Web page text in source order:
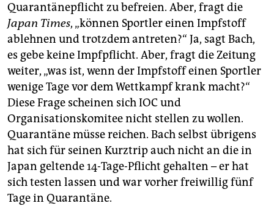
Quarantänepflicht zu befreien. Aber, fragt die
Japan Times, „können Sportler einen Impfstoff
ablehnen und trotzdem antreten?“ Ja, sagt Bach,
es gebe keine Impfpflicht. Aber, fragt die Zeitung
weiter, „was ist, wenn der Impfstoff einen Sportler
wenige Tage vor dem Wettkampf krank macht?“
Diese Frage scheinen sich IOC und
Organisationskomitee nicht stellen zu wollen.
Quarantäne müsse reichen. Bach selbst übrigens
hat sich für seinen Kurztrip auch nicht an die in
Japan geltende 14-Tage-Pflicht gehalten – er hat
sich testen lassen und war vorher freiwillig fünf
Tage in Quarantäne.